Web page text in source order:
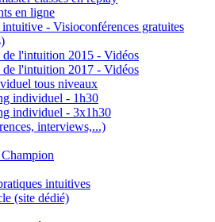
en ligne
- Visioconférences gratuites
de l'intuition 2015 - Vidéos
de l'intuition 2017 - Vidéos
tous niveaux
individuel - 1h30
individuel - 3x1h30
interviews,...)
intuitives
(site dédié)